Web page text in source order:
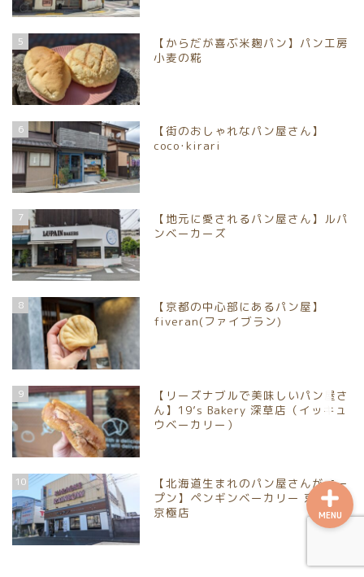
5
【からだが喜ぶ米麹パン】パン工房
小麦の糀
6
【街のおしゃれなパン屋さん】
coco･kirari
7
【地元に愛されるパン屋さん】ルパ
ンベーカーズ
8
【京都の中心部にあるパン屋】
fiveran(ファイブラン)
9
【リーズナブルで美味しいパン屋さ
ん】19’s Bakery 深草店（イッキュ
ウベーカリー）
10
【北海道生まれのパン屋さんがオー
プン】ペンギンベーカリー 京都西
京極店
MENU
京都市南区
京都市山科区
向日市
宇治市
乙訓郡大山崎町